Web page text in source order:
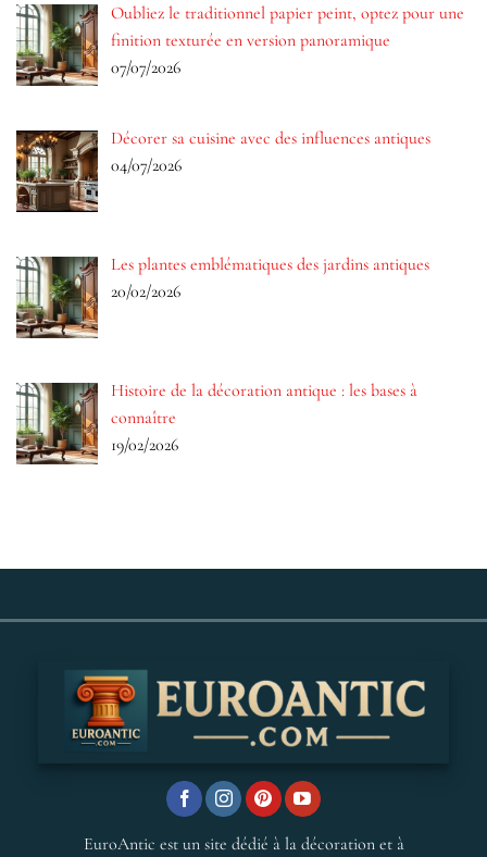
Oubliez le traditionnel papier peint, optez pour une
finition texturée en version panoramique
07/07/2026
Décorer sa cuisine avec des influences antiques
04/07/2026
Les plantes emblématiques des jardins antiques
20/02/2026
Histoire de la décoration antique : les bases à
connaître
19/02/2026
EuroAntic est un site dédié à la décoration et à